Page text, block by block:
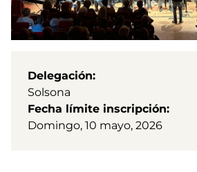
Delegación
Solsona
Fecha límite inscripción
Domingo, 10 mayo, 2026